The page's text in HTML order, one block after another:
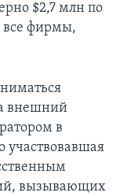
$2,7 млн по
все фирмы,
внешний
в
участвовавшая
вызывающих